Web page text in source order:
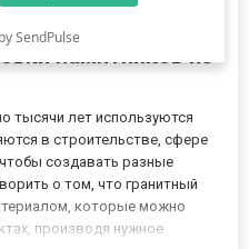
SendPulse
памятников из
тысячи лет используются
в строительстве, сфере
создавать разные
о том, что гранитный
которые можно
производя нужное